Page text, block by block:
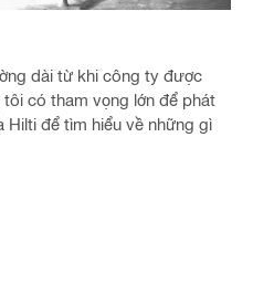
dài từ khi công ty được
có tham vọng lớn để phát
để tìm hiểu về những gì